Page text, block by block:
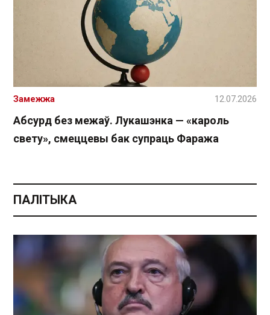
Абсурд без межаў. Лукашэнка — «кароль
свету», смеццевы бак супраць Фаража
Замежжа 12.07.2026
ПАЛІТЫКА